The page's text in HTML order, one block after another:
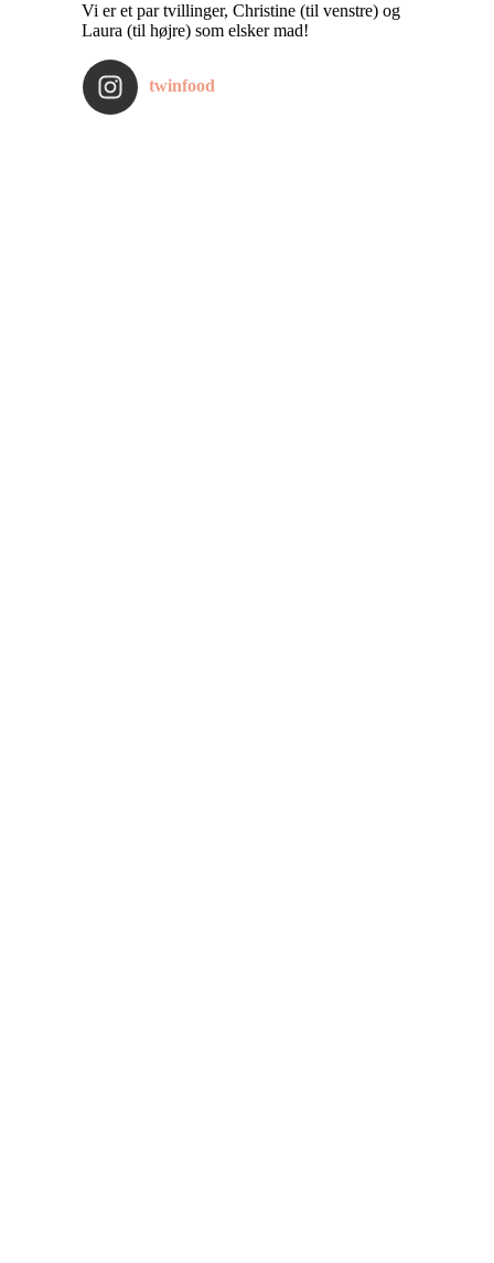
Vi er et par tvillinger, Christine (til venstre) og
Laura (til højre) som elsker mad!
twinfood